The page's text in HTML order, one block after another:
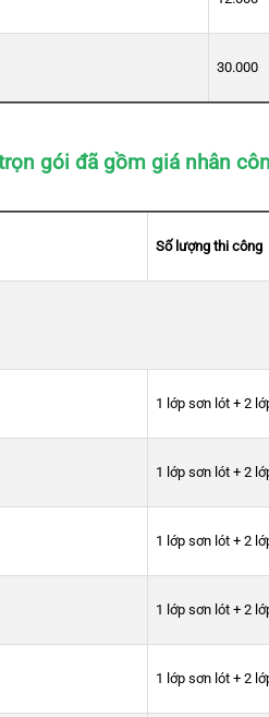
30.000
gói đã gồm giá nhân
Số lượng thi công
1 lớp sơn lót + 2
1 lớp sơn lót + 2
1 lớp sơn lót + 2
1 lớp sơn lót + 2
1 lớp sơn lót + 2